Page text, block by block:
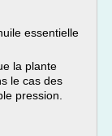
essentielle
la plante
le cas des
pression.